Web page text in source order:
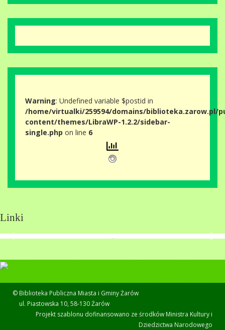
Warning: Undefined variable $postid in
/home/virtualki/259594/domains/biblioteka.zarow.pl/
content/themes/LibraWP-1.2.2/sidebar-
single.php on line 6
Linki
© Biblioteka Publiczna Miasta i Gminy Żarów
ul. Piastowska 10, 58-130 Żarów
Projekt szablonu dofinansowano ze środków Ministra Kultury i
Dziedzictwa Narodowego